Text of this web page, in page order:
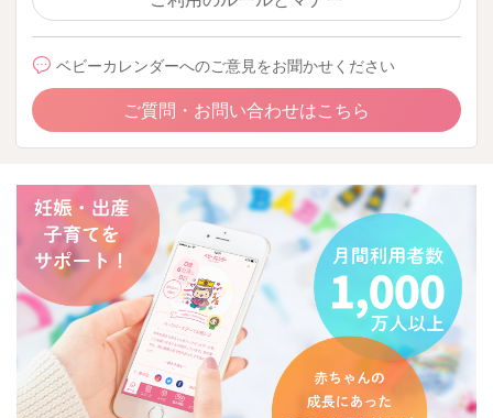
ベビーカレンダーへのご意見をお聞かせください
ご質問・お問い合わせはこちら